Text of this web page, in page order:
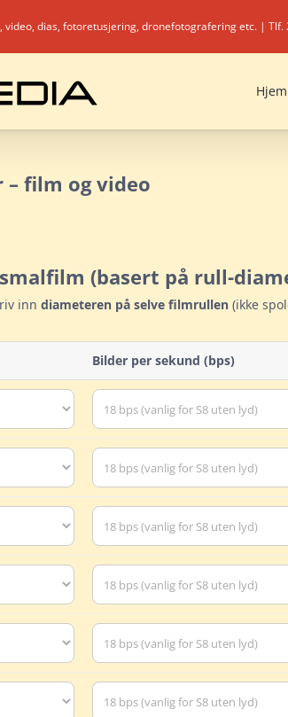
dias, fotoretusjering, dronefotografering etc. | Tlf.
Hjem
film og video
(basert på rull-
inn diameteren på selve filmrullen (ikke
Bilder per sekund (bps)